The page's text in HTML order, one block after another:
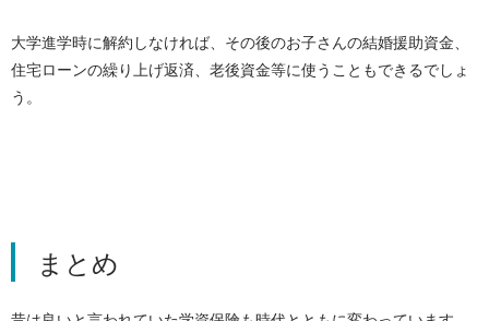
大学進学時に解約しなければ、その後のお子さんの結婚援助資金、
住宅ローンの繰り上げ返済、老後資金等に使うこともできるでしょ
う。
まとめ